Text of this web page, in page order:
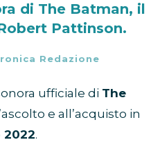
di The Batman, il
Pattinson.
Redazione
ufficiale di The
e all’acquisto in
2022.